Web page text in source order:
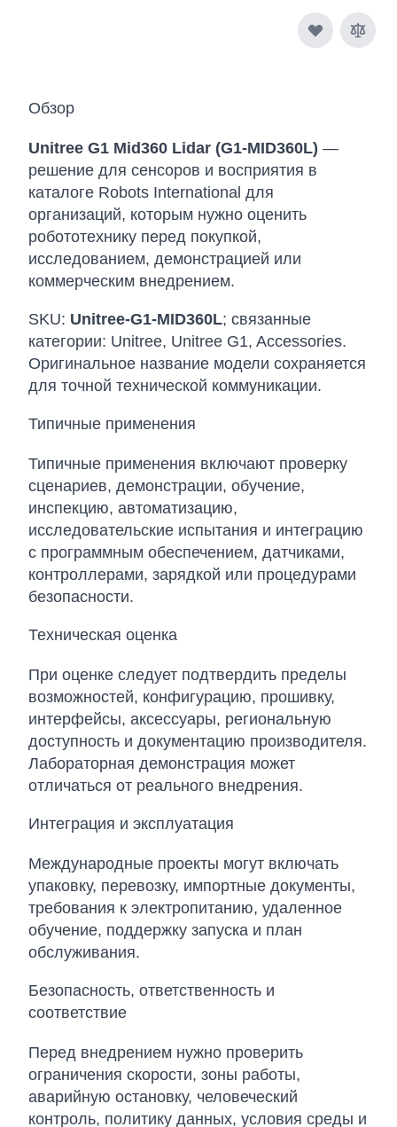
Обзор
Unitree G1 Mid360 Lidar (G1-MID360L) —
решение для сенсоров и восприятия в
каталоге Robots International для
организаций, которым нужно оценить
робототехнику перед покупкой,
исследованием, демонстрацией или
коммерческим внедрением.
SKU: Unitree-G1-MID360L; связанные
категории: Unitree, Unitree G1, Accessories.
Оригинальное название модели сохраняется
для точной технической коммуникации.
Типичные применения
Типичные применения включают проверку
сценариев, демонстрации, обучение,
инспекцию, автоматизацию,
исследовательские испытания и интеграцию
с программным обеспечением, датчиками,
контроллерами, зарядкой или процедурами
безопасности.
Техническая оценка
При оценке следует подтвердить пределы
возможностей, конфигурацию, прошивку,
интерфейсы, аксессуары, региональную
доступность и документацию производителя.
Лабораторная демонстрация может
отличаться от реального внедрения.
Интеграция и эксплуатация
Международные проекты могут включать
упаковку, перевозку, импортные документы,
требования к электропитанию, удаленное
обучение, поддержку запуска и план
обслуживания.
Безопасность, ответственность и
соответствие
Перед внедрением нужно проверить
ограничения скорости, зоны работы,
аварийную остановку, человеческий
контроль, политику данных, условия среды и